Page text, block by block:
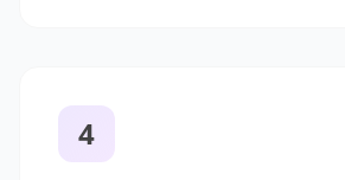
4